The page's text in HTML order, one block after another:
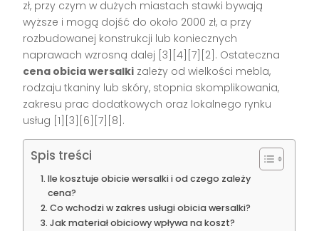
zł, przy czym w dużych miastach stawki bywają
wyższe i mogą dojść do około 2000 zł, a przy
rozbudowanej konstrukcji lub koniecznych
naprawach wzrosną dalej [3][4][7][2]. Ostateczna
cena obicia wersalki zależy od wielkości mebla,
rodzaju tkaniny lub skóry, stopnia skomplikowania,
zakresu prac dodatkowych oraz lokalnego rynku
usług [1][3][6][7][8].
Spis treści
Ile kosztuje obicie wersalki i od czego zależy
cena?
Co wchodzi w zakres usługi obicia wersalki?
Jak materiał obiciowy wpływa na koszt?